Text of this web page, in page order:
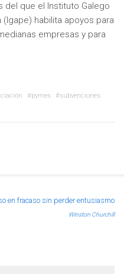
del que el Instituto Galego
habilita apoyos para
empresas y para
pymes subvenciones
en fracaso sin perder entusiasmo
Winston Churchill